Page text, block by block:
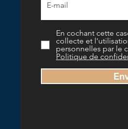
En cochant cette
collecte et
personnelles par le
Politique de